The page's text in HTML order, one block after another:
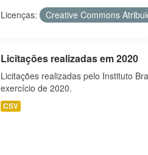
Licenças: Creative Commons
Licitações realizadas em 2020
Licitações realizadas pelo Instituto
exercício de 2020.
CSV